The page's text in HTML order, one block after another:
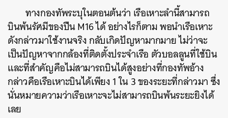
ทางกองทัพระบุในตอนต้นว่า เรือเหาะลำนี้สามารถ
บินพ้นรัศมีของปืน M16 ได้ อย่างไรก็ตาม พอนำเรือเหาะ
ดังกล่าวมาใช้งานจริง กลับเกิดปัญหามากมาย ไม่ว่าจะ
เป็นปัญหาจากกล้องที่ติดตั้งประจำเรือ ตัวบอลลูนที่ใช้บิน
และที่สำคัญคือไม่สามารถบินได้สูงอย่างที่กองทัพอ้าง
กล่าวคือเรือเหาะบินได้เพียง 1 ใน 3 ของระยะที่กล่าวมา ซึ่ง
นั่นหมายความว่าเรือเหาะจะไม่สามารถบินพ้นระยะยิงได้
เลย